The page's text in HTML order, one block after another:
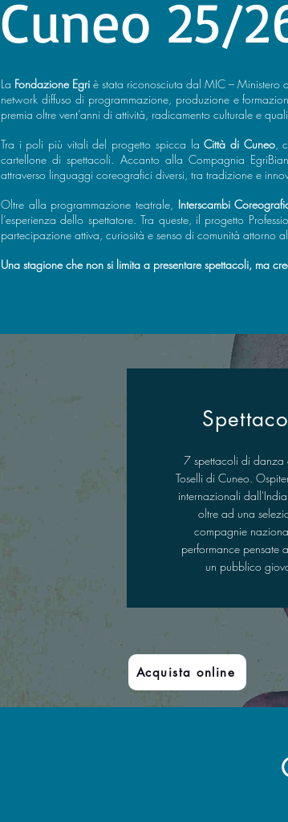
Cuneo 25/
La Fondazione Egri è stata riconosciuta dal MIC – Ministero
network diffuso di programmazione, produzione e
premia oltre vent’anni di attività, radicamento culturale e
Tra i poli più vitali del progetto spicca laCittà di Cuneo,
cartellone di spettacoli. Accanto alla Compagnia
attraverso linguaggi coreografici diversi, tra tradizione e
Oltre alla programmazione teatrale, Interscambi
l’esperienza dello spettatore. Tra queste, il progetto
partecipazione attiva, curiosità e senso di comunità attorno
Una stagione che non si limita a presentare spettacoli, ma
7 spettacoli di danza
Toselli di Cuneo.
internazionali
oltre ad una
compagnie
performance pensate
un pubblico
Acquista online